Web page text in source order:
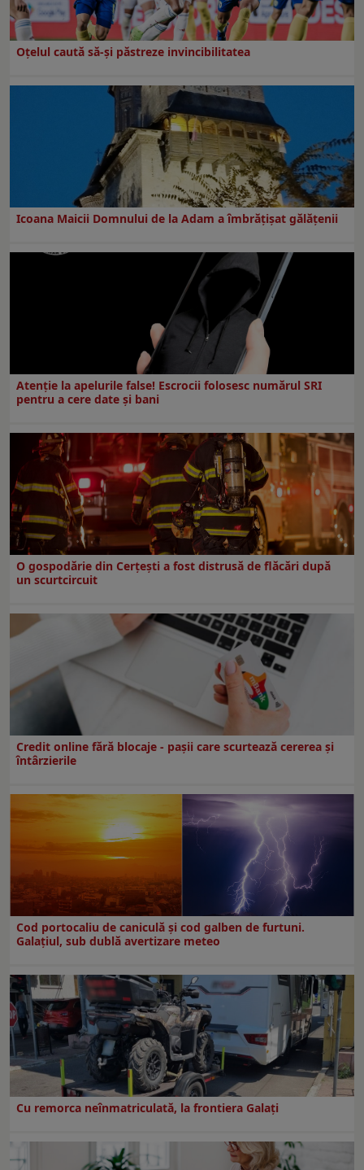
Oțelul caută să-și păstreze invincibilitatea
Icoana Maicii Domnului de la Adam a îmbrățișat gălățenii
Atenție la apelurile false! Escrocii folosesc numărul SRI
pentru a cere date și bani
O gospodărie din Cerțești a fost distrusă de flăcări după
un scurtcircuit
Credit online fără blocaje - pașii care scurtează cererea și
întârzierile
Cod portocaliu de caniculă și cod galben de furtuni.
Galațiul, sub dublă avertizare meteo
Cu remorca neînmatriculată, la frontiera Galați